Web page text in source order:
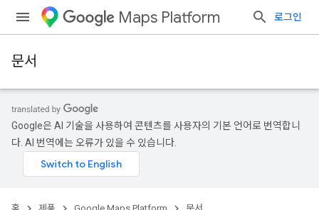
Maps Platform 로그인
문서
Google은 AI 기술을 사용하여 콘텐츠를 사용자의 기본 언어로 번역합니
다. AI 번역에는 오류가 있을 수 있습니다.